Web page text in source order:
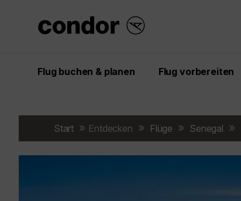
Flug buchen & planen Flug vorbereiten
Start Entdecken Flüge Senegal